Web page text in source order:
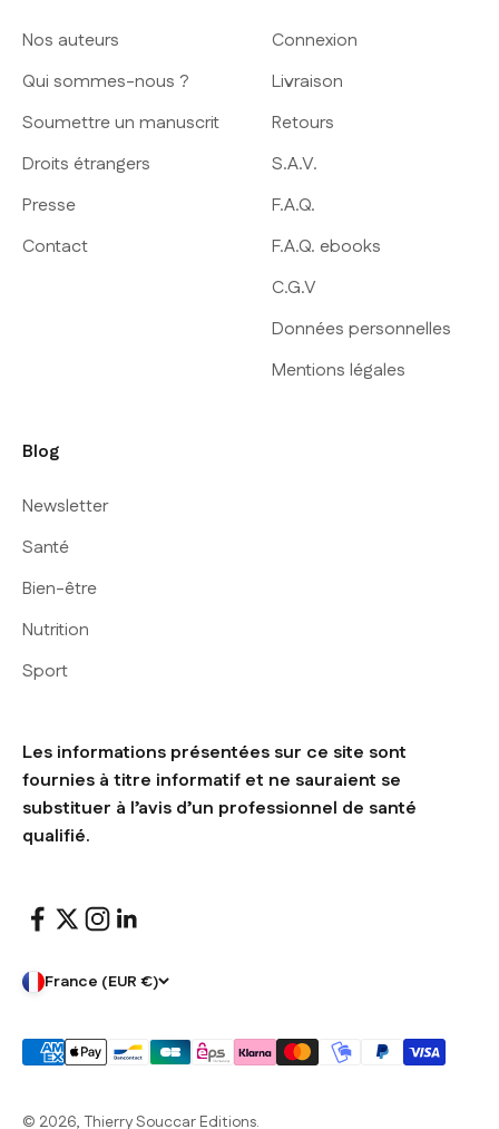
Nos auteurs
Qui sommes-nous ?
Soumettre un manuscrit
Droits étrangers
Presse
Contact
Connexion
Livraison
Retours
S.A.V.
F.A.Q.
F.A.Q. ebooks
C.G.V
Données personnelles
Mentions légales
Blog
Newsletter
Santé
Bien-être
Nutrition
Sport
Les informations présentées sur ce site sont
fournies à titre informatif et ne sauraient se
substituer à l’avis d’un professionnel de santé
qualifié.
France (EUR €)
© 2026, Thierry Souccar Editions.